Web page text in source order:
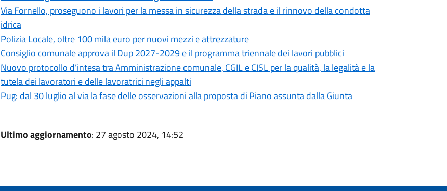
Via Fornello, proseguono i lavori per la messa in sicurezza della strada e il rinnovo della condotta
idrica
Polizia Locale, oltre 100 mila euro per nuovi mezzi e attrezzature
Consiglio comunale approva il Dup 2027-2029 e il programma triennale dei lavori pubblici
Nuovo protocollo d’intesa tra Amministrazione comunale, CGIL e CISL per la qualità, la legalità e la
tutela dei lavoratori e delle lavoratrici negli appalti
Pug: dal 30 luglio al via la fase delle osservazioni alla proposta di Piano assunta dalla Giunta
Ultimo aggiornamento: 27 agosto 2024, 14:52